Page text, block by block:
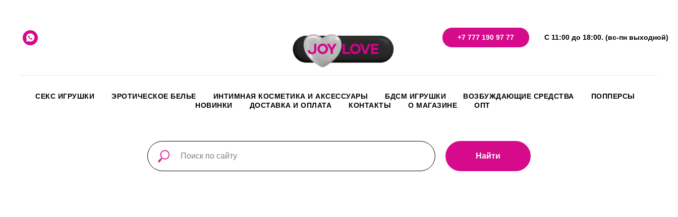
+7 777 190 97 77 С 11:00 до 18:00. (вс-пн выходной)
СЕКС ИГРУШКИ ЭРОТИЧЕСКОЕ БЕЛЬЕ ИНТИМНАЯ КОСМЕТИКА И АКСЕССУАРЫ БДСМ ИГРУШКИ ВОЗБУЖДАЮЩИЕ СРЕДСТВА
ПОППЕРСЫ
НОВИНКИ
ДОСТАВКА И ОПЛАТА КОНТАКТЫ О МАГАЗИНЕ ОПТ
Найти